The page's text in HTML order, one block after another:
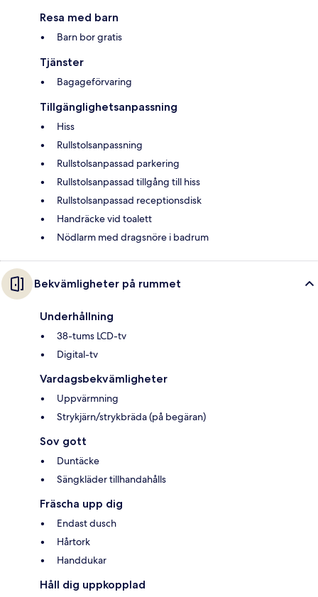
Resa med barn
Barn bor gratis
Tjänster
Bagageförvaring
Tillgänglighetsanpassning
Hiss
Rullstolsanpassning
Rullstolsanpassad parkering
Rullstolsanpassad tillgång till hiss
Rullstolsanpassad receptionsdisk
Handräcke vid toalett
Nödlarm med dragsnöre i badrum
Bekvämligheter på rummet
Underhållning
38-tums LCD-tv
Digital-tv
Vardagsbekvämligheter
Uppvärmning
Strykjärn/strykbräda (på begäran)
Sov gott
Duntäcke
Sängkläder tillhandahålls
Fräscha upp dig
Endast dusch
Hårtork
Handdukar
Håll dig uppkopplad